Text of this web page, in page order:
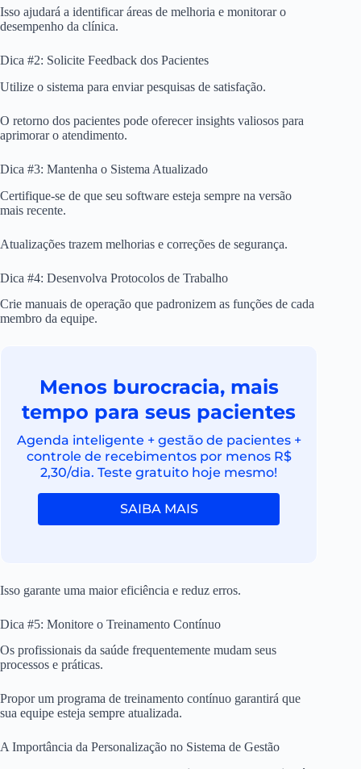
Isso ajudará a identificar áreas de melhoria e monitorar o
desempenho da clínica.
Dica #2: Solicite Feedback dos Pacientes
Utilize o sistema para enviar pesquisas de satisfação.
O retorno dos pacientes pode oferecer insights valiosos para
aprimorar o atendimento.
Dica #3: Mantenha o Sistema Atualizado
Certifique-se de que seu software esteja sempre na versão
mais recente.
Atualizações trazem melhorias e correções de segurança.
Dica #4: Desenvolva Protocolos de Trabalho
Crie manuais de operação que padronizem as funções de cada
membro da equipe.
Menos burocracia, mais
tempo para seus pacientes
Agenda inteligente + gestão de pacientes +
controle de recebimentos por menos R$
2,30/dia. Teste gratuito hoje mesmo!
SAIBA MAIS
Isso garante uma maior eficiência e reduz erros.
Dica #5: Monitore o Treinamento Contínuo
Os profissionais da saúde frequentemente mudam seus
processos e práticas.
Propor um programa de treinamento contínuo garantirá que
sua equipe esteja sempre atualizada.
A Importância da Personalização no Sistema de Gestão